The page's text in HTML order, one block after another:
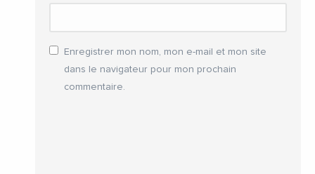
Enregistrer mon nom, mon e-mail et mon site
dans le navigateur pour mon prochain
commentaire.